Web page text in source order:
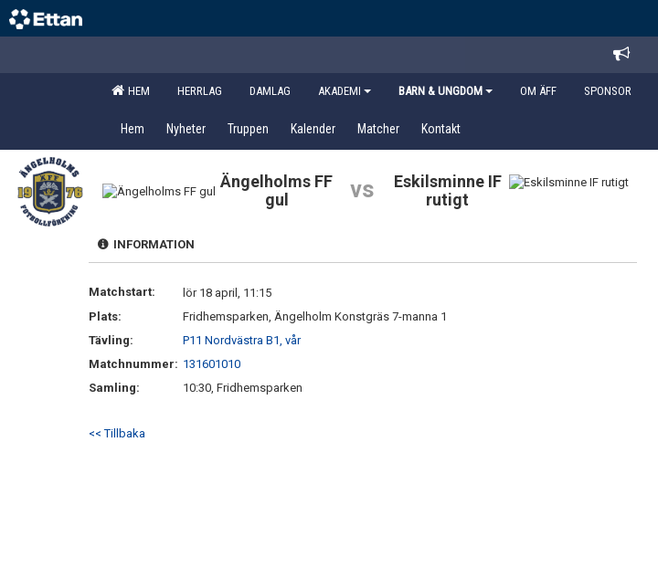
HEM HERRLAG DAMLAG AKADEMI BARN & UNGDOM OM ÄFF SPONSOR
Hem Nyheter Truppen Kalender Matcher Kontakt
Ängelholms FF
gul
vs
Eskilsminne IF
rutigt
INFORMATION
Matchstart:
lör 18 april, 11:15
Plats:
Fridhemsparken, Ängelholm Konstgräs 7-manna 1
Tävling:
P11 Nordvästra B1, vår
Matchnummer: 131601010
Samling:
10:30, Fridhemsparken
<< Tillbaka